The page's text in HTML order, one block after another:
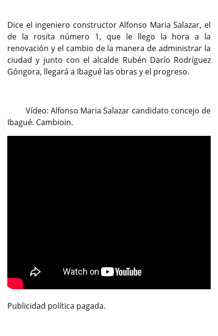
Dice el ingeniero constructor Alfonso Maria Salazar, el
de la rosita número 1, que le llego la hora a la
renovación y el cambio de la manera de administrar la
ciudad y junto con el alcalde Rubén Darío Rodríguez
Góngora, llegará a Ibagué las obras y el progreso.
Vídeo: Alfonso Maria Salazar candidato concejo de
Ibagué. Cambioin.
Publicidad política pagada.